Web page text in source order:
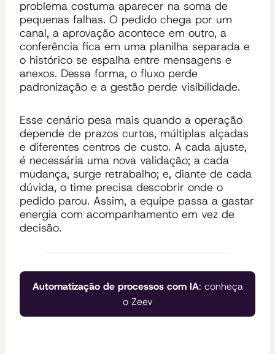
problema costuma aparecer na soma de
pequenas falhas. O pedido chega por um
canal, a aprovação acontece em outro, a
conferência fica em uma planilha separada e
o histórico se espalha entre mensagens e
anexos. Dessa forma, o fluxo perde
padronização e a gestão perde visibilidade.
Esse cenário pesa mais quando a operação
depende de prazos curtos, múltiplas alçadas
e diferentes centros de custo. A cada ajuste,
é necessária uma nova validação; a cada
mudança, surge retrabalho; e, diante de cada
dúvida, o time precisa descobrir onde o
pedido parou. Assim, a equipe passa a gastar
energia com acompanhamento em vez de
decisão.
Automatização de processos com IA: conheça
o Zeev